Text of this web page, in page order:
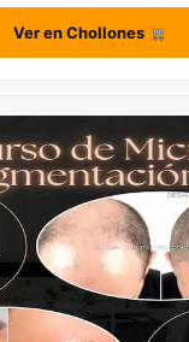
Ver en Chollones